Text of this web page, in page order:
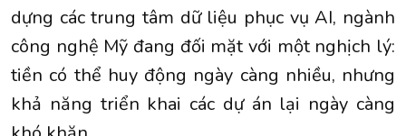
dựng các trung tâm dữ liệu phục vụ AI, ngành
công nghệ Mỹ đang đối mặt với một nghịch lý:
tiền có thể huy động ngày càng nhiều, nhưng
khả năng triển khai các dự án lại ngày càng